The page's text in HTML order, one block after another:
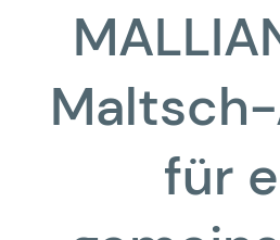
für